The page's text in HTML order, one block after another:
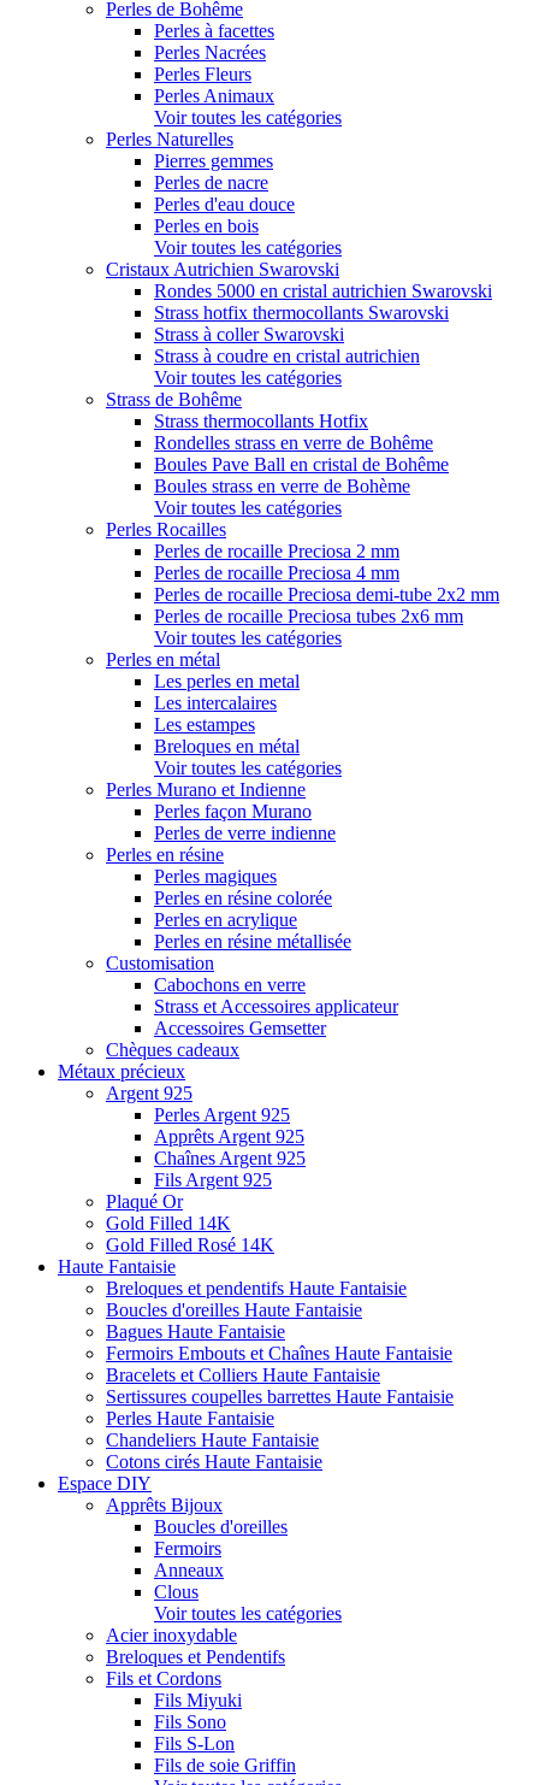
Perles de Bohême
Perles à facettes
Perles Nacrées
Perles Fleurs
Perles Animaux
Voir toutes les catégories
Perles Naturelles
Pierres gemmes
Perles de nacre
Perles d'eau douce
Perles en bois
Voir toutes les catégories
Cristaux Autrichien Swarovski
Rondes 5000 en cristal autrichien Swarovski
Strass hotfix thermocollants Swarovski
Strass à coller Swarovski
Strass à coudre en cristal autrichien
Voir toutes les catégories
Strass de Bohême
Strass thermocollants Hotfix
Rondelles strass en verre de Bohême
Boules Pave Ball en cristal de Bohême
Boules strass en verre de Bohème
Voir toutes les catégories
Perles Rocailles
Perles de rocaille Preciosa 2 mm
Perles de rocaille Preciosa 4 mm
Perles de rocaille Preciosa demi-tube 2x2 mm
Perles de rocaille Preciosa tubes 2x6 mm
Voir toutes les catégories
Perles en métal
Les perles en metal
Les intercalaires
Les estampes
Breloques en métal
Voir toutes les catégories
Perles Murano et Indienne
Perles façon Murano
Perles de verre indienne
Perles en résine
Perles magiques
Perles en résine colorée
Perles en acrylique
Perles en résine métallisée
Customisation
Cabochons en verre
Strass et Accessoires applicateur
Accessoires Gemsetter
Chèques cadeaux
Métaux précieux
Argent 925
Perles Argent 925
Apprêts Argent 925
Chaînes Argent 925
Fils Argent 925
Plaqué Or
Gold Filled 14K
Gold Filled Rosé 14K
Haute Fantaisie
Breloques et pendentifs Haute Fantaisie
Boucles d'oreilles Haute Fantaisie
Bagues Haute Fantaisie
Fermoirs Embouts et Chaînes Haute Fantaisie
Bracelets et Colliers Haute Fantaisie
Sertissures coupelles barrettes Haute Fantaisie
Perles Haute Fantaisie
Chandeliers Haute Fantaisie
Cotons cirés Haute Fantaisie
Espace DIY
Apprêts Bijoux
Boucles d'oreilles
Fermoirs
Anneaux
Clous
Voir toutes les catégories
Acier inoxydable
Breloques et Pendentifs
Fils et Cordons
Fils Miyuki
Fils Sono
Fils S-Lon
Fils de soie Griffin